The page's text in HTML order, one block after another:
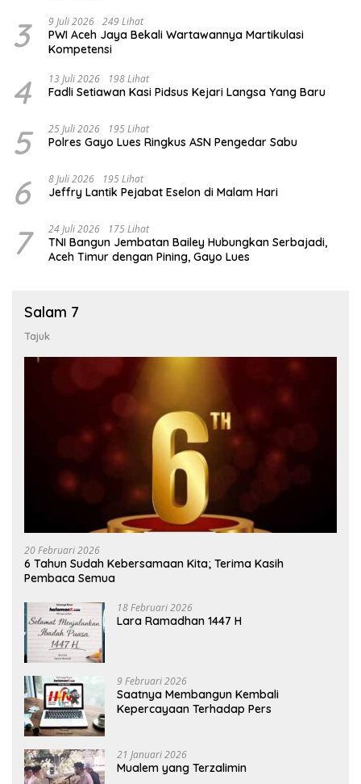
3 9 Juli 2026 249 Lihat
PWI Aceh Jaya Bekali Wartawannya Martikulasi
Kompetensi
4 13 Juli 2026 198 Lihat
Fadli Setiawan Kasi Pidsus Kejari Langsa Yang Baru
5 25 Juli 2026 195 Lihat
Polres Gayo Lues Ringkus ASN Pengedar Sabu
6 8 Juli 2026 195 Lihat
Jeffry Lantik Pejabat Eselon di Malam Hari
7 24 Juli 2026 175 Lihat
TNI Bangun Jembatan Bailey Hubungkan Serbajadi,
Aceh Timur dengan Pining, Gayo Lues
Salam 7
Tajuk
20 Februari 2026
6 Tahun Sudah Kebersamaan Kita; Terima Kasih
Pembaca Semua
18 Februari 2026
Lara Ramadhan 1447 H
9 Februari 2026
Saatnya Membangun Kembali
Kepercayaan Terhadap Pers
21 Januari 2026
Mualem yang Terzalimin